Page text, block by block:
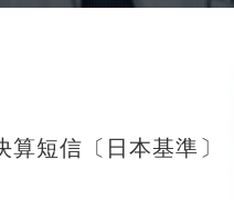
算短信〔日本基準〕